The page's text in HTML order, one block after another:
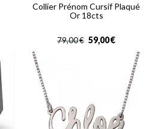
Collier Prénom Cursif Plaqué
Or 18cts
€
79,00 €
59,00